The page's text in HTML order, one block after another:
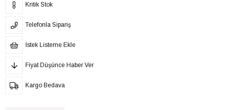
Kritik Stok
Telefonla Sipariş
İstek Listeme Ekle
Fiyat Düşünce Haber Ver
Kargo Bedava